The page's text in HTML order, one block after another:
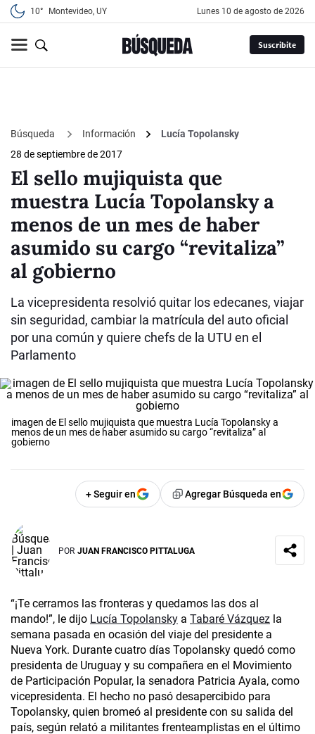
10° Montevideo, UY lunes 10 de agosto de 2026
Suscribite
Búsqueda Información
Lucía Topolansky
28 de septiembre de 2017
El sello mujiquista que
muestra Lucía Topolansky a
menos de un mes de haber
asumido su cargo “revitaliza”
al gobierno
La vicepresidenta resolvió quitar los edecanes, viajar
sin seguridad, cambiar la matrícula del auto oficial
por una común y quiere chefs de la UTU en el
Parlamento
imagen de El sello mujiquista que muestra Lucía Topolansky a
menos de un mes de haber asumido su cargo “revitaliza” al
gobierno
+ Seguir en Agregar Búsqueda en
POR JUAN FRANCISCO PITTALUGA
“¡Te cerramos las fronteras y quedamos las dos al
mando!”, le dijo Lucía Topolansky a Tabaré Vázquez la
semana pasada en ocasión del viaje del presidente a
Nueva York. Durante cuatro días Topolansky quedó como
presidenta de Uruguay y su compañera en el Movimiento
de Participación Popular, la senadora Patricia Ayala, como
vicepresidenta. El hecho no pasó desapercibido para
Topolansky, quien bromeó al presidente con su salida del
país, según relató a militantes frenteamplistas en el último